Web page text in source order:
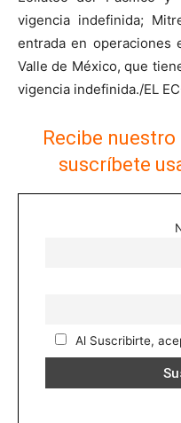
vigencia indefinida;
entrada en operaciones
Valle de México, que
vigencia indefinida./EL
Recibe
suscríbete
Al Suscribirte,